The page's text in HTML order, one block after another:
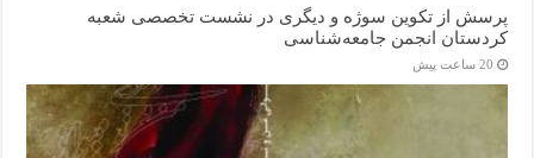
پرسش از تکوین سوژه و دیگری در نشست تخصصی شعبه
کردستان انجمن جامعه‌شناسی
20 ساعت پیش